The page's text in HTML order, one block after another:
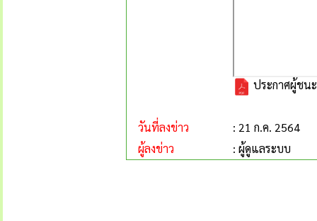
ประกาศผู้ชน
วันที่ลงข่าว
: 21 ก.ค. 2564
ผู้ลงข่าว
: ผู้ดูแลระบบ